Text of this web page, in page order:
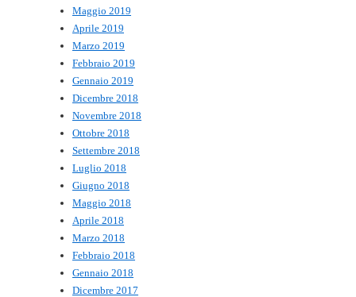
Maggio 2019
Aprile 2019
Marzo 2019
Febbraio 2019
Gennaio 2019
Dicembre 2018
Novembre 2018
Ottobre 2018
Settembre 2018
Luglio 2018
Giugno 2018
Maggio 2018
Aprile 2018
Marzo 2018
Febbraio 2018
Gennaio 2018
Dicembre 2017